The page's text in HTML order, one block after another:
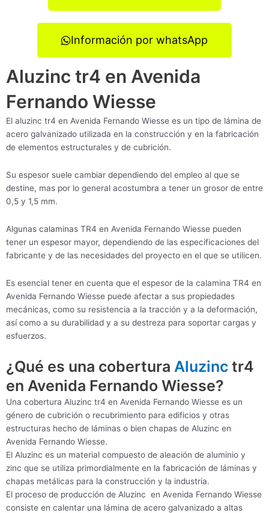
Información por whatsApp
Aluzinc tr4 en Avenida
Fernando Wiesse
El aluzinc tr4 en Avenida Fernando Wiesse es un tipo de lámina de
acero galvanizado utilizada en la construcción y en la fabricación
de elementos estructurales y de cubrición.
Su espesor suele cambiar dependiendo del empleo al que se
destine, mas por lo general acostumbra a tener un grosor de entre
0,5 y 1,5 mm.
Algunas calaminas TR4 en Avenida Fernando Wiesse pueden
tener un espesor mayor, dependiendo de las especificaciones del
fabricante y de las necesidades del proyecto en el que se utilicen.
Es esencial tener en cuenta que el espesor de la calamina TR4 en
Avenida Fernando Wiesse puede afectar a sus propiedades
mecánicas, como su resistencia a la tracción y a la deformación,
así como a su durabilidad y a su destreza para soportar cargas y
esfuerzos.
¿Qué es una cobertura Aluzinc tr4
en Avenida Fernando Wiesse?
Una cobertura Aluzinc tr4 en Avenida Fernando Wiesse es un
género de cubrición o recubrimiento para edificios y otras
estructuras hecho de láminas o bien chapas de Aluzinc en
Avenida Fernando Wiesse.
El Aluzinc es un material compuesto de aleación de aluminio y
zinc que se utiliza primordialmente en la fabricación de láminas y
chapas metálicas para la construcción y la industria.
El proceso de producción de Aluzinc en Avenida Fernando Wiesse
consiste en calentar una lámina de acero galvanizado a altas